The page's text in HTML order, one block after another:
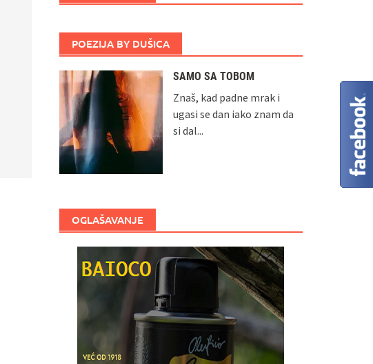
POEZIJA BY DUŠICA
SAMO SA TOBOM
Znaš, kad padne mrak i
ugasi se dan iako znam da
si dal...
OGLAŠAVANJE